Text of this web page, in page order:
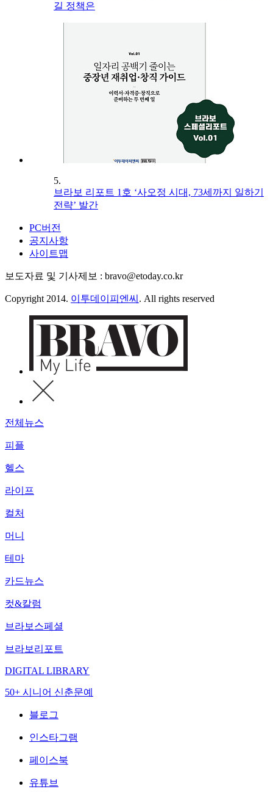
길 정책은
5.
브라보 리포트 1호 ‘사오정 시대, 73세까지 일하기
전략’ 발간
PC버전
공지사항
사이트맵
보도자료 및 기사제보 : bravo@etoday.co.kr
Copyright 2014. 이투데이피엔씨 . All rights reserved
전체뉴스
피플
헬스
라이프
컬처
머니
테마
카드뉴스
컷&칼럼
브라보스페셜
브라보리포트
DIGITAL LIBRARY
50+ 시니어 신춘문예
블로그
인스타그램
페이스북
유튜브